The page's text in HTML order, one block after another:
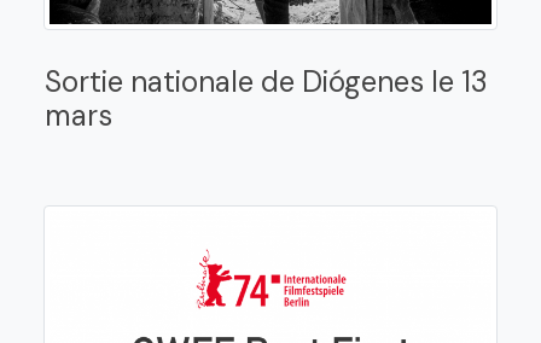
Sortie nationale de Diógenes le 13
mars